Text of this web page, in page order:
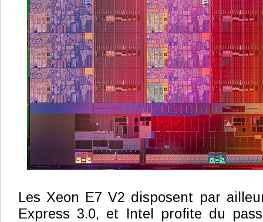
Les Xeon E7 V2 disposent par
Express 3.0, et Intel profite du